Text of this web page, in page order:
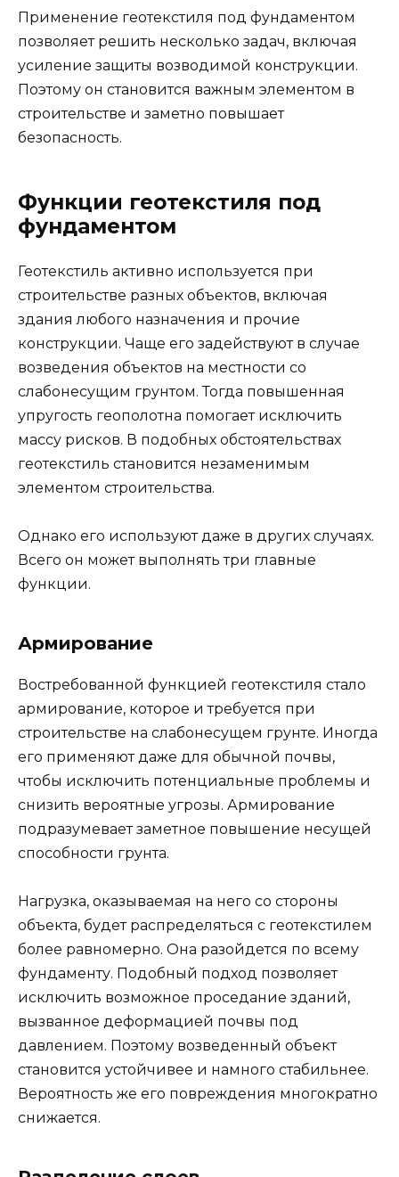
Применение геотекстиля под фундаментом
позволяет решить несколько задач, включая
усиление защиты возводимой конструкции.
Поэтому он становится важным элементом в
строительстве и заметно повышает
безопасность.
Функции геотекстиля под
фундаментом
Геотекстиль активно используется при
строительстве разных объектов, включая
здания любого назначения и прочие
конструкции. Чаще его задействуют в случае
возведения объектов на местности со
слабонесущим грунтом. Тогда повышенная
упругость геополотна помогает исключить
массу рисков. В подобных обстоятельствах
геотекстиль становится незаменимым
элементом строительства.
Однако его используют даже в других случаях.
Всего он может выполнять три главные
функции.
Армирование
Востребованной функцией геотекстиля стало
армирование, которое и требуется при
строительстве на слабонесущем грунте. Иногда
его применяют даже для обычной почвы,
чтобы исключить потенциальные проблемы и
снизить вероятные угрозы. Армирование
подразумевает заметное повышение несущей
способности грунта.
Нагрузка, оказываемая на него со стороны
объекта, будет распределяться с геотекстилем
более равномерно. Она разойдется по всему
фундаменту. Подобный подход позволяет
исключить возможное проседание зданий,
вызванное деформацией почвы под
давлением. Поэтому возведенный объект
становится устойчивее и намного стабильнее.
Вероятность же его повреждения многократно
снижается.